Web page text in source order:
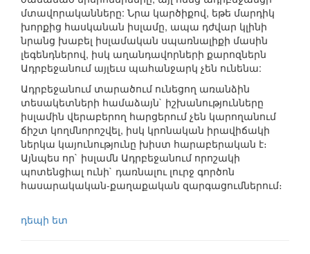
մտավորականները: Նրա կարծիքով, եթե մարդիկ
խորքից հասկանան իսլամը, ապա դժվար կլինի
նրանց խաբել իսլամական սպառնալիքի մասին
լեգենդներով, իսկ աղանդավորների քարոզներն
Ադրբեջանում այլեւս պահանջարկ չեն ունենա:
Ադրբեջանում տարածում ունեցող առանձին
տեսակետների համաձայն` իշխանությունները
իսլամին վերաբերող հարցերում չեն կարողանում
ճիշտ կողմնորոշվել, իսկ կրոնական իրավիճակի
ներկա կայունությունը խիստ հարաբերական է։
Այնպես որ` իսլամն Ադրբեջանում որոշակի
պոտենցիալ ունի` դառնալու լուրջ գործոն
հասարակական-քաղաքական զարգացումներում։
դեպի ետ